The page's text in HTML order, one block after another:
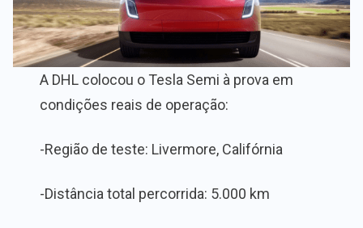
A DHL colocou o Tesla Semi à prova em
condições reais de operação:
-Região de teste: Livermore, Califórnia
-Distância total percorrida: 5.000 km